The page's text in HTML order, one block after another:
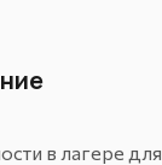
в лагере для